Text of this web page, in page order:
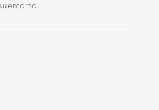
entorno.